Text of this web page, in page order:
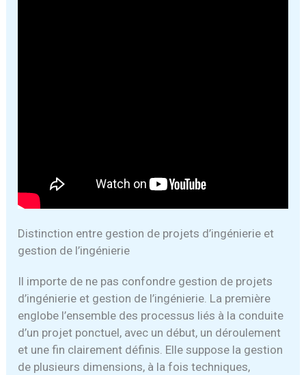
Distinction entre gestion de projets d’ingénierie et
gestion de l’ingénierie
Il importe de ne pas confondre gestion de projets
d’ingénierie et gestion de l’ingénierie. La première
englobe l’ensemble des processus liés à la conduite
d’un projet ponctuel, avec un début, un déroulement
et une fin clairement définis. Elle suppose la gestion
de plusieurs dimensions, à la fois techniques,